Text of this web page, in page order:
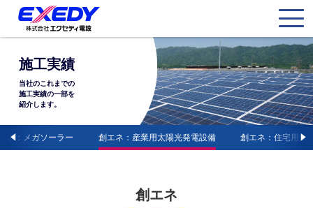
施工実績
当社のこれまでの
施工実績の一部を
紹介します。
ネ：メガソーラー 創エネ：産業用太陽光発電設備 創エネ：住宅用太
創エネ